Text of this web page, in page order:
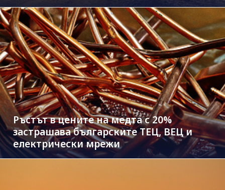
Ръстът в цените на медта с 20%
застрашава българските ТЕЦ, ВЕЦ и
електрически мрежи